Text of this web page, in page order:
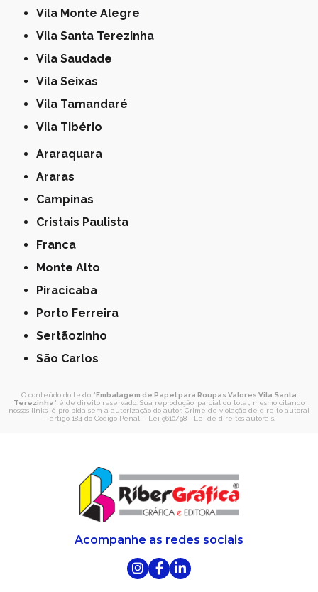
Vila Monte Alegre
Vila Santa Terezinha
Vila Saudade
Vila Seixas
Vila Tamandaré
Vila Tibério
Araraquara
Araras
Campinas
Cristais Paulista
Franca
Monte Alto
Piracicaba
Porto Ferreira
Sertãozinho
São Carlos
O conteúdo do texto " Embalagem de Papel para Roupas Valores Vila Santa
Terezinha" é de direito reservado. Sua reprodução, parcial ou total, mesmo citando
nossos links, é proibida sem a autorização do autor. Crime de violação de direito autoral
– artigo 184 do Código Penal – Lei 9610/98 - Lei de direitos autorais.
Acompanhe as redes sociais